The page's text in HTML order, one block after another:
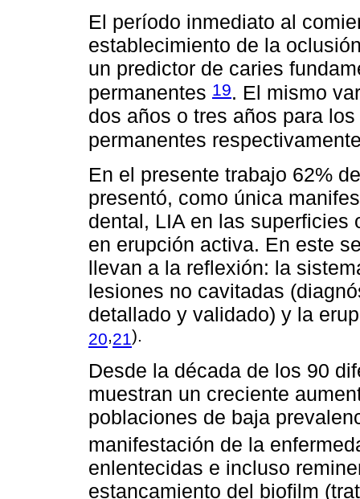
El período inmediato al
establecimiento de la
un predictor de caries
permanentes 19. El mismo
dos años o tres años para
permanentes
En el presente trabajo 62%
presentó, como única
dental, LIA en las superficies
en erupción activa. En este
llevan a la reflexión: la
lesiones no cavitadas
detallado y validado) y la
20,21).
Desde la década de los 90
muestran un creciente
poblaciones de baja
manifestación de la
enlentecidas e incluso
estancamiento del biofilm